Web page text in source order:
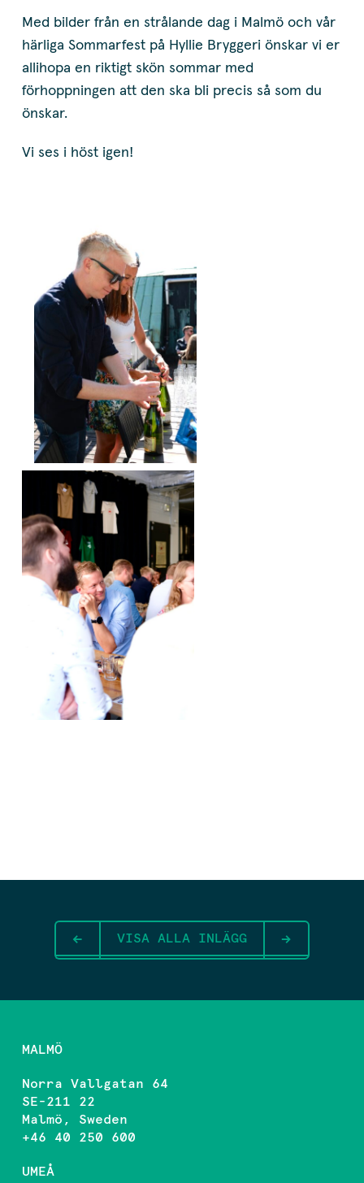
Med bilder från en strålande dag i Malmö och vår
härliga Sommarfest på Hyllie Bryggeri önskar vi er
allihopa en riktigt skön sommar med
förhoppningen att den ska bli precis så som du
önskar.
Vi ses i höst igen!
VISA ALLA INLÄGG
MALMÖ
Norra Vallgatan 64
SE-211 22
Malmö, Sweden
+46 40 250 600
UMEÅ